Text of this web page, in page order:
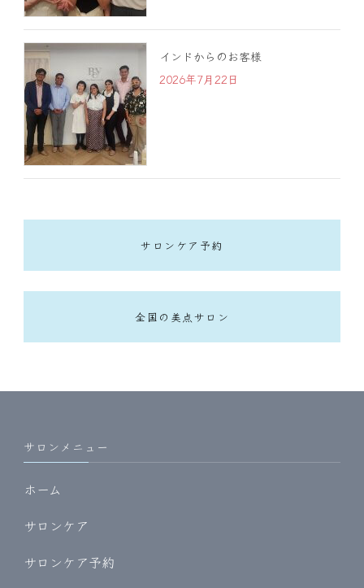
インドからのお客様
2026年7月22日
サロンケア予約
全国の美点サロン
サロンメニュー
ホーム
サロンケア
サロンケア予約